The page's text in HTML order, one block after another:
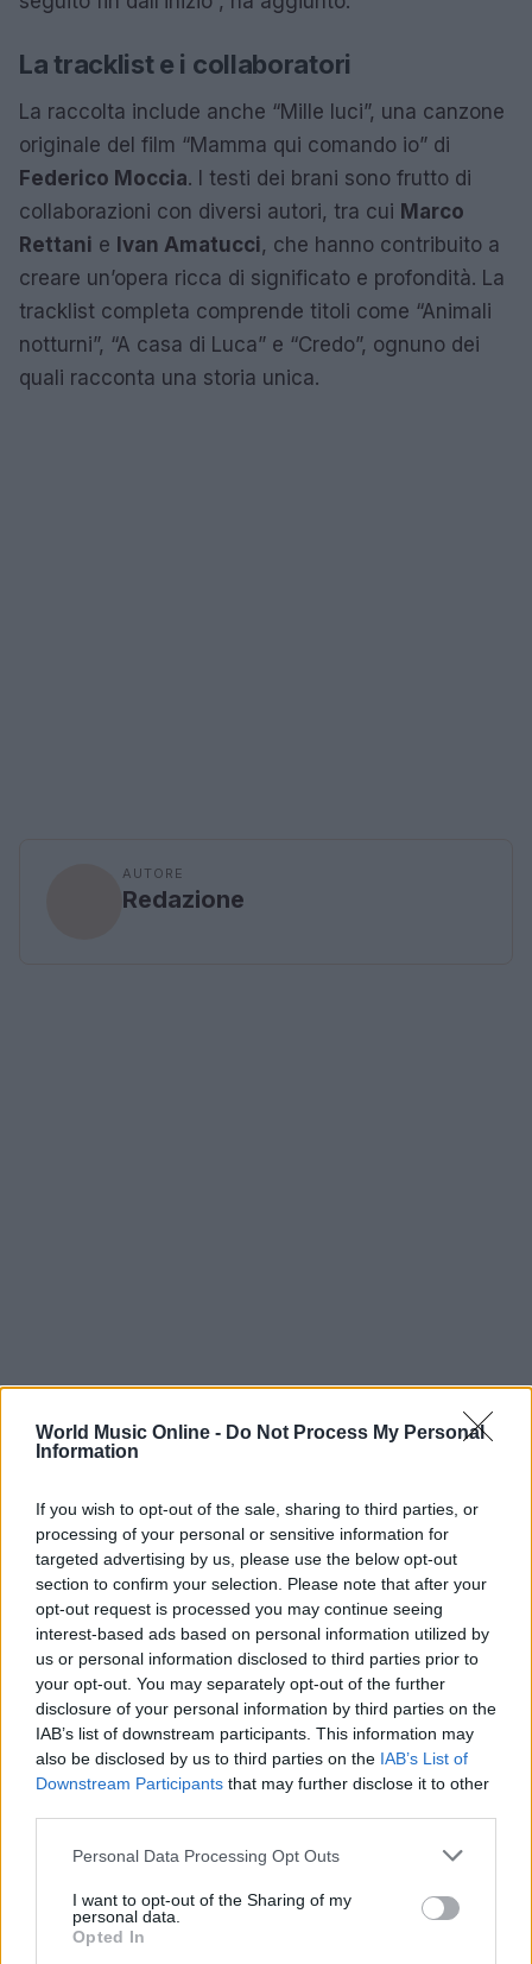
World Music Online - Do Not Process My Personal
Information
If you wish to opt-out of the sale, sharing to third parties, or
processing of your personal or sensitive information for
targeted advertising by us, please use the below opt-out
section to confirm your selection. Please note that after your
opt-out request is processed you may continue seeing
interest-based ads based on personal information utilized by
us or personal information disclosed to third parties prior to
your opt-out. You may separately opt-out of the further
disclosure of your personal information by third parties on the
IAB’s list of downstream participants. This information may
also be disclosed by us to third parties on the IAB’s List of
Downstream Participants that may further disclose it to other
Please note that this website/app uses one or more Google
not limited to your visit or usage behaviour. You may click to
grant or deny consent to Google and its third-party tags to
use your data for below specified purposes in below Google
Personal Data Processing Opt Outs
I want to opt-out of the Sharing of my
personal data.
Opted In
La tracklist e i collaboratori
La raccolta include anche “Mille luci”, una canzone
originale del film “Mamma qui comando io” di
Federico Moccia. I testi dei brani sono frutto di
collaborazioni con diversi autori, tra cui Marco
Rettani e Ivan Amatucci, che hanno contribuito a
creare un’opera ricca di significato e profondità. La
tracklist completa comprende titoli come “Animali
notturni”, “A casa di Luca” e “Credo”, ognuno dei
quali racconta una storia unica.
AUTORE
Redazione
Continua a leggere
RECENSIONI
Archivio Ricordi: la storia della musica italiana
accessibile a tutti